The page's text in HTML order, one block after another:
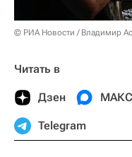
© РИА Новости / Владимир
Читать в
Дзен МАКС
Telegram